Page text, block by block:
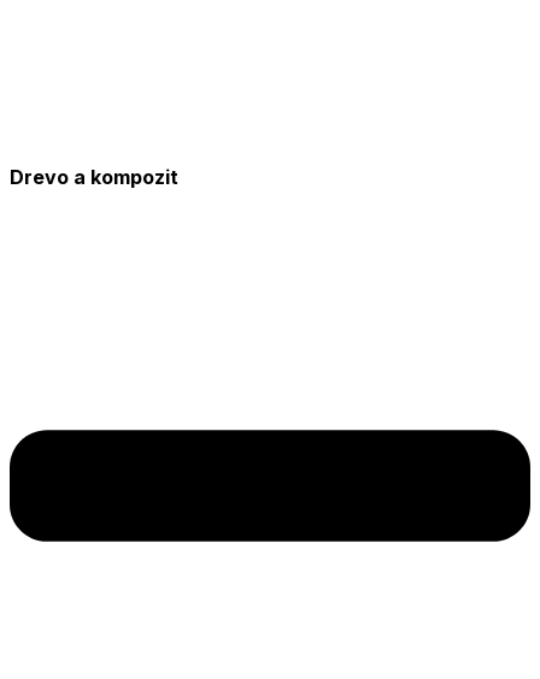
Drevo a kompozit